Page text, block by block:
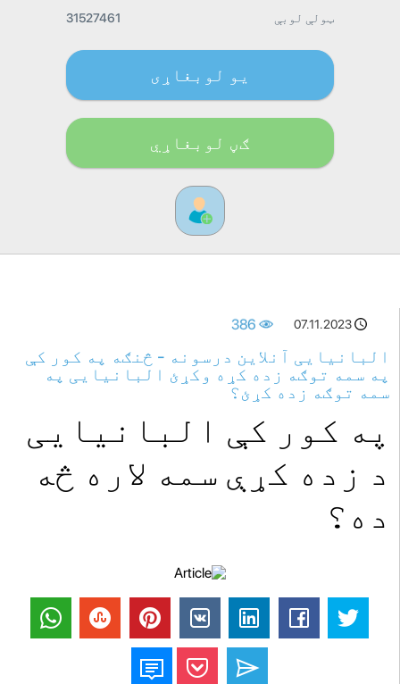
ټولې لوبې 31527461
یو لوبغاړی
ګڼ لوبغاړي
07.11.2023
386
البانیایی آنلاین درسونه - څنګه په کور کې
په سمه توګه زده کړه وکړئ البانیایی په
سمه توګه زده کړئ؟
په کور کې البانیایی
د زده کړې سمه لاره څه
ده؟